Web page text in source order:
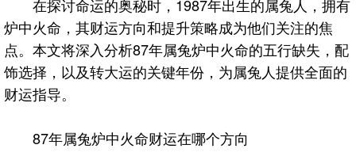
在探讨命运的奥秘时，1987年出生的属兔人，拥有
炉中火命，其财运方向和提升策略成为他们关注的焦
点。本文将深入分析87年属兔炉中火命的五行缺失，配
饰选择，以及转大运的关键年份，为属兔人提供全面的
财运指导。
87年属兔炉中火命财运在哪个方向